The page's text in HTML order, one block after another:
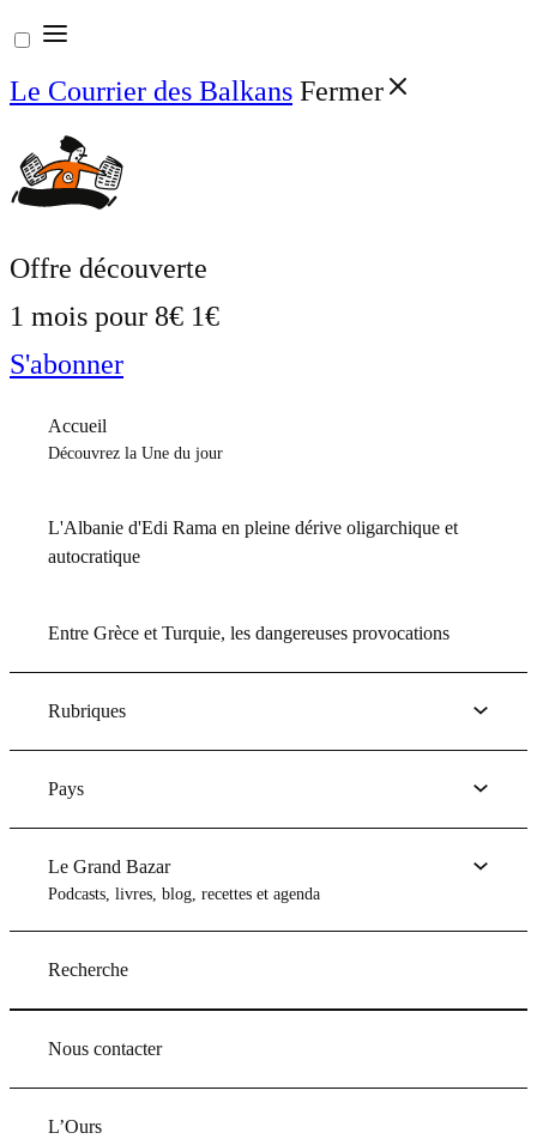
Aller
au
contenu
Le Courrier des Balkans Fermer
Offre découverte
1 mois pour 8€ 1€
S'abonner
Accueil
Découvrez la Une du jour
L'Albanie d'Edi Rama en pleine dérive oligarchique et
autocratique
Entre Grèce et Turquie, les dangereuses provocations
Rubriques
Pays
Le Grand Bazar
Podcasts, livres, blog, recettes et agenda
Recherche
Nous contacter
L’Ours